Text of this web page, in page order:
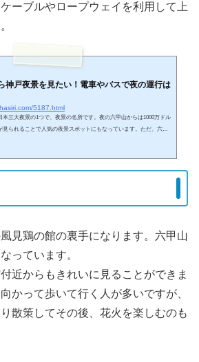
ーブルやロープウェイを利用して上
神戸夜景を見たい！電車やバスで夜の運行は
5187.html
本三大夜景の1つで、夜景の名所です。夜の六甲山からは1000万ドル
見られることで人気の夜景スポットにもなっています。ただ、六甲
、有名な場所から穴場まで、夜景を見る最...
見鶏の館の裏手になります。六甲山
っています。
近からもきれいに見ることができま
かって歩いて行く人が多いですが、
散策してその後、花火を楽しむのも